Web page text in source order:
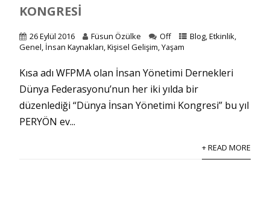
KONGRESI
26 Eylül 2016 Füsun Özülke Off Blog,Etkinlik,
Genel, İnsan Kaynakları,Kişisel Gelişim,Yaşam
Kısa adı WFPMA olan İnsan Yönetimi Dernekleri
Dünya Federasyonu’nun her iki yılda bir
düzenlediği “Dünya İnsan Yönetimi Kongresi” bu yıl
PERYÖN ev...
+ READ MORE